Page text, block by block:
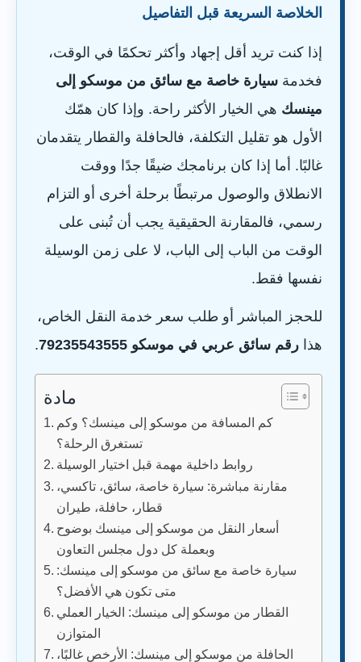
الخلاصة السريعة قبل التفاصيل
إذا كنت تريد أقل إجهاد وأكثر تحكمًا في الوقت،
فخدمة سيارة خاصة مع سائق من موسكو إلى
مينسك هي الخيار الأكثر راحة. وإذا كان همّك
الأول هو تقليل التكلفة، فالحافلة والقطار يتقدمان
غالبًا. أما إذا كان برنامجك ضيقًا جدًا ووقت
الانطلاق والوصول مرتبطًا برحلة أخرى أو التزام
رسمي، فالمقارنة الحقيقية يجب أن تُبنى على
الوقت من الباب إلى الباب، لا على زمن الوسيلة
نفسها فقط.
للحجز المباشر أو طلب سعر خدمة النقل الخاص،
هذا رقم سائق عربي في موسكو 79235543555 .
مادة
كم المسافة من موسكو إلى مينسك؟ وكم
تستغرق الرحلة؟
روابط داخلية مهمة قبل اختيار الوسيلة
مقارنة مباشرة: سيارة خاصة، سائق، تاكسي،
قطار، حافلة، طيران
أسعار النقل من موسكو إلى مينسك بوضوح
وبعملة كل دول مجلس التعاون
سيارة خاصة مع سائق من موسكو إلى مينسك:
متى تكون هي الأفضل؟
القطار من موسكو إلى مينسك: الخيار العملي
المتوازن
الحافلة من موسكو إلى مينسك: الأرخص غالبًا،